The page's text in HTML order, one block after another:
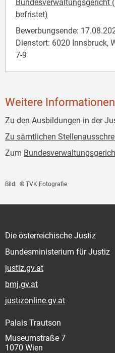
Bundesverwaltungsgericht
befristet)
Bewerbungsende:
Dienstort: 6020 Innsbruck,
7-9
Weitere Informationen
Zu den Ausbildungen in der
Zu sämtlichen
Zum
Bild: © TVK Fotografie
Die österreichische Justiz
Bundesministerium für Justiz
justiz.gv.at
bmj.gv.at
justizonline.gv.at
Palais Trautson
Museumstraße 7
1070 Wien